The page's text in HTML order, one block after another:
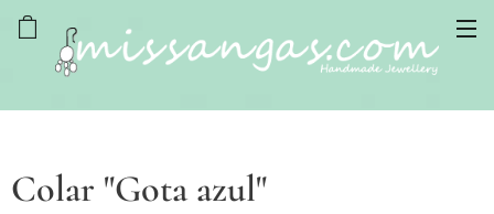
Colar "Gota azul"